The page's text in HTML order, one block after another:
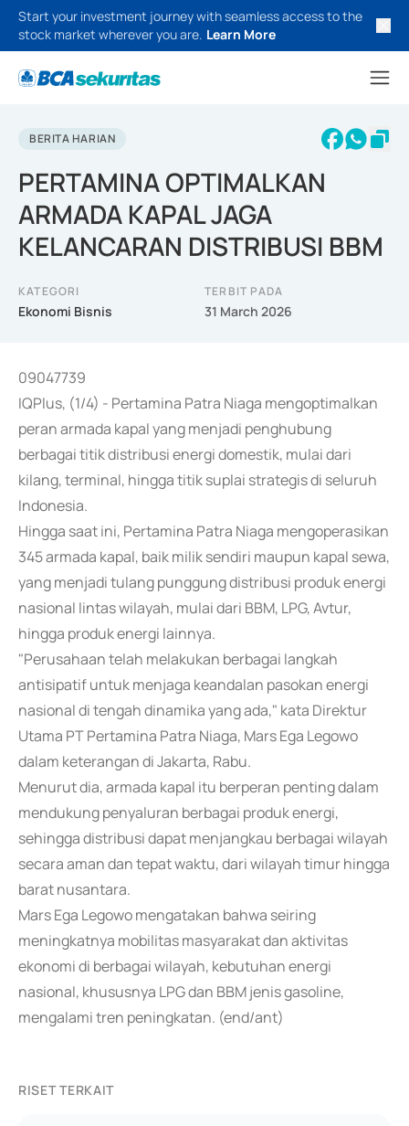
Start your investment journey with seamless access to the
stock market wherever you are. Learn More
BERITA HARIAN
PERTAMINA OPTIMALKAN
ARMADA KAPAL JAGA
KELANCARAN DISTRIBUSI BBM
KATEGORI
Ekonomi Bisnis
TERBIT PADA
31 March 2026
09047739
IQPlus, (1/4) - Pertamina Patra Niaga mengoptimalkan
peran armada kapal yang menjadi penghubung
berbagai titik distribusi energi domestik, mulai dari
kilang, terminal, hingga titik suplai strategis di seluruh
Indonesia.
Hingga saat ini, Pertamina Patra Niaga mengoperasikan
345 armada kapal, baik milik sendiri maupun kapal sewa,
yang menjadi tulang punggung distribusi produk energi
nasional lintas wilayah, mulai dari BBM, LPG, Avtur,
hingga produk energi lainnya.
"Perusahaan telah melakukan berbagai langkah
antisipatif untuk menjaga keandalan pasokan energi
nasional di tengah dinamika yang ada," kata Direktur
Utama PT Pertamina Patra Niaga, Mars Ega Legowo
dalam keterangan di Jakarta, Rabu.
Menurut dia, armada kapal itu berperan penting dalam
mendukung penyaluran berbagai produk energi,
sehingga distribusi dapat menjangkau berbagai wilayah
secara aman dan tepat waktu, dari wilayah timur hingga
barat nusantara.
Mars Ega Legowo mengatakan bahwa seiring
meningkatnya mobilitas masyarakat dan aktivitas
ekonomi di berbagai wilayah, kebutuhan energi
nasional, khususnya LPG dan BBM jenis gasoline,
mengalami tren peningkatan. (end/ant)
RISET TERKAIT